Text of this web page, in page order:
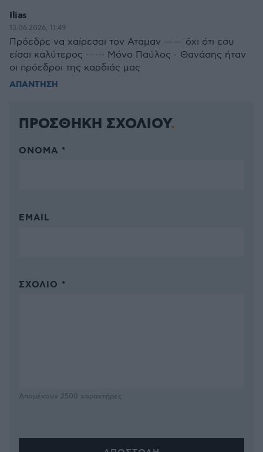
Ilias
13.06.2026, 11:49
Πρόεδρε να χαίρεσαι τον Αταμαν —— όχι ότι εσυ
είσαι καλύτερος —— Μόνο Παύλος - Θανάσης ήταν
οι πρόεδροι της καρδιάς μας
ΑΠΑΝΤΗΣΗ
ΠΡΟΣΘΗΚΗ ΣΧΟΛΙΟΥ
ΌΝΟΜΑ *
EMAIL
ΣΧΌΛΙΟ *
Απομένουν 2500 χαρακτήρες